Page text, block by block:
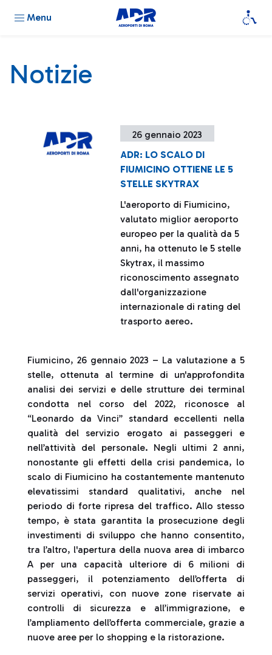
Menu
Notizie
26 gennaio 2023
ADR: LO SCALO DI
FIUMICINO OTTIENE LE 5
STELLE SKYTRAX
L'aeroporto di Fiumicino,
valutato miglior aeroporto
europeo per la qualità da 5
anni, ha ottenuto le 5 stelle
Skytrax, il massimo
riconoscimento assegnato
dall'organizzazione
internazionale di rating del
trasporto aereo.
Fiumicino, 26 gennaio 2023 – La valutazione a 5
stelle, ottenuta al termine di un'approfondita
analisi dei servizi e delle strutture dei terminal
condotta nel corso del 2022, riconosce al
“Leonardo da Vinci” standard eccellenti nella
qualità del servizio erogato ai passeggeri e
nell’attività del personale. Negli ultimi 2 anni,
nonostante gli effetti della crisi pandemica, lo
scalo di Fiumicino ha costantemente mantenuto
elevatissimi standard qualitativi, anche nel
periodo di forte ripresa del traffico. Allo stesso
tempo, è stata garantita la prosecuzione degli
investimenti di sviluppo che hanno consentito,
tra l’altro, l'apertura della nuova area di imbarco
A per una capacità ulteriore di 6 milioni di
passeggeri, il potenziamento dell’offerta di
servizi operativi, con nuove zone riservate ai
controlli di sicurezza e all’immigrazione, e
l’ampliamento dell’offerta commerciale, grazie a
nuove aree per lo shopping e la ristorazione.